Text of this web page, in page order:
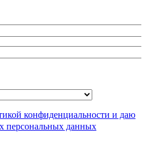
данных*
конфиденциальности и даю
персональных данных